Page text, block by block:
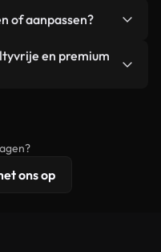
je de beelden
bevat watermerken.
beeldmateriaal.
of aanpassen?
bijsnijden of
het eindproduct
en premium
ons op